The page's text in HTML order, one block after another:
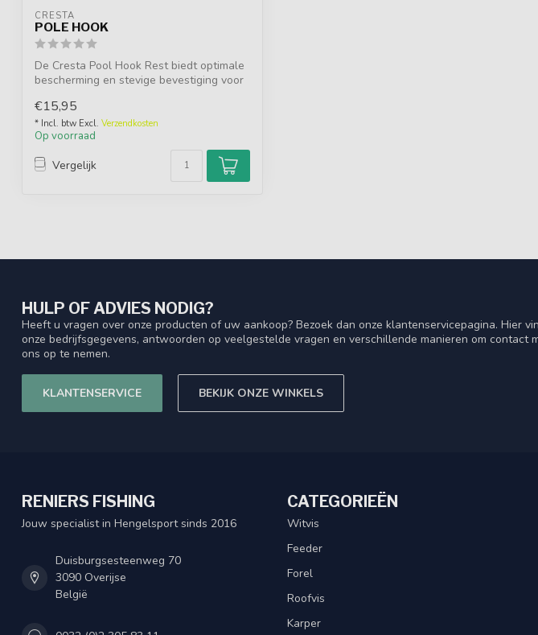
CRESTA
POLE HOOK
De Cresta Pool Hook Rest biedt optimale
bescherming en stevige bevestiging voor
€15,95
* Incl. btw Excl. Verzendkosten
Op voorraad
Vergelijk
HULP OF ADVIES NODIG?
Heeft u vragen over onze producten of uw aankoop? Bezoek dan onze klantenservicepagina. Hier
onze bedrijfsgegevens, antwoorden op veelgestelde vragen en verschillende manieren om contact
ons op te nemen.
KLANTENSERVICE BEKIJK ONZE WINKELS
RENIERS FISHING
Jouw specialist in Hengelsport sinds 2016
Duisburgsesteenweg 70
3090 Overijse
België
CATEGORIEËN
Witvis
Feeder
Forel
Roofvis
Karper